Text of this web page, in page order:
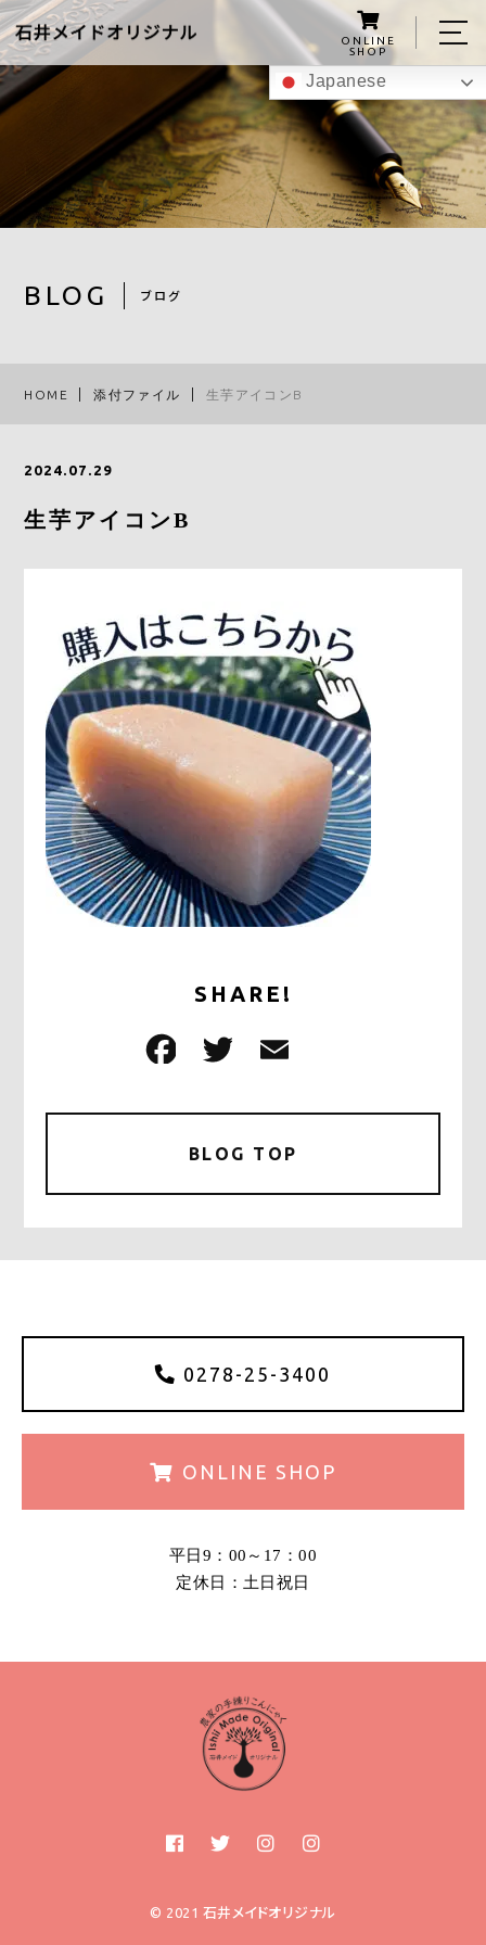
ONLINE
SHOP
Japanese
BLOG ブログ
HOME 添付ファイル 生芋アイコンB
2024.07.29
生芋アイコンB
SHARE!
F
c
e
b
o
o
T
it
te
r
ai
BLOG TOP
0278-25-3400
ONLINE SHOP
平日9：00～17：00
定休日：土日祝日
© 2021 石井メイドオリジナル
ホーム
私たちについて
こんにゃくグミの紹介
ブログ
0278-25-3400
平日9：00～17：00
定休日：土日祝日
ONLINESHOP